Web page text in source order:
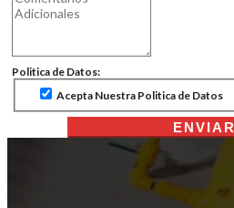
Politica de Datos:
Acepta Nuestra Politica de Datos
ENVIAR